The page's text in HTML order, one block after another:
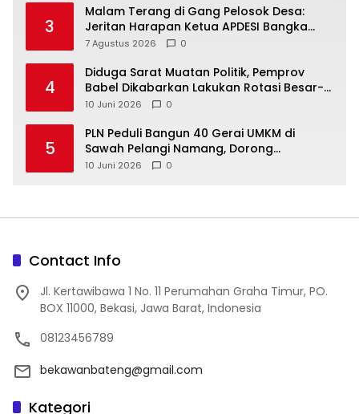
3
Malam Terang di Gang Pelosok Desa:
Jeritan Harapan Ketua APDESI Bangka
Tengah untuk PLN Babel
7 Agustus 2026 0
4
‎Diduga Sarat Muatan Politik, Pemprov
Babel Dikabarkan Lakukan Rotasi Besar-
10 Juni 2026 0
5
‎PLN Peduli Bangun 40 Gerai UMKM di
Sawah Pelangi Namang, Dorong
10 Juni 2026 0
Contact Info
Jl. Kertawibawa 1 No. 11 Perumahan Graha Timur, PO.
BOX 11000, Bekasi, Jawa Barat, Indonesia
08123456789
bekawanbateng@gmail.com
Kategori